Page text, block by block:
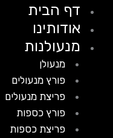
דף הבית
אודותינו
מנעולנות
מנעולן
פורץ מנעולים
פריצת מנעולים
פורץ כספות
פריצת כספות